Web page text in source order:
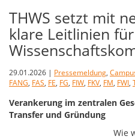
THWS setzt mit
klare Leitlinien für
29.01.2026 | Pressemeldung,
FANG, FAS, FE, FG, FIW, FKV, FM, FWI,
Verankerung im zentralen
Transfer und Gründung
Wie